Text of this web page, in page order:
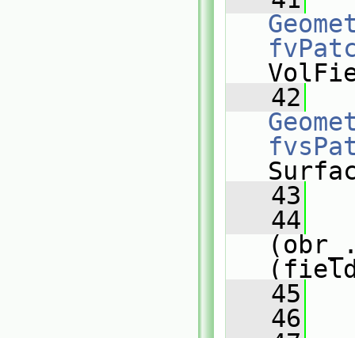
   42
   43
   44
   45
   46